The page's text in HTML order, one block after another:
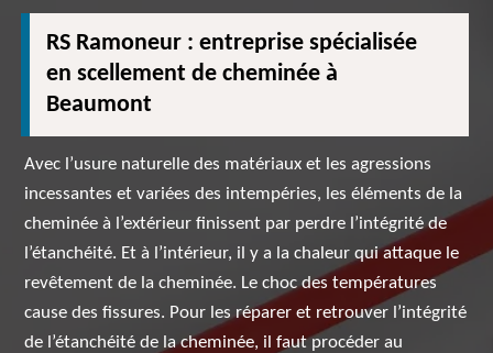
RS Ramoneur : entreprise spécialisée
en scellement de cheminée à
Beaumont
Avec l’usure naturelle des matériaux et les agressions
incessantes et variées des intempéries, les éléments de la
cheminée à l’extérieur finissent par perdre l’intégrité de
l’étanchéité. Et à l’intérieur, il y a la chaleur qui attaque le
revêtement de la cheminée. Le choc des températures
cause des fissures. Pour les réparer et retrouver l’intégrité
de l’étanchéité de la cheminée, il faut procéder au